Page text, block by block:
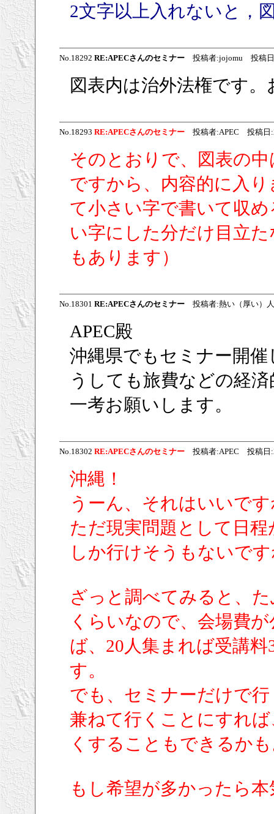
2文字以上入れないと，
No.18292 RE:APECさんのセミナー投稿者:jojomu 投稿日
図表内は治外法権です
No.18293 RE:APECさんのセミナー投稿者:APEC 投稿日
そのとおりで、図表の
ですから、内容的に入
て小さい字で書いて収
い字にした分だけ目立
もあります）
No.18301 RE:APECさんのセミナー投稿者:熱い（厚い）
APEC殿
沖縄県でもセミナー開
うしても旅費などの経
一考お願いします。
No.18302 RE:APECさんのセミナー投稿者:APEC 投稿日
沖縄！
うーん、それはいいで
ただ現実問題として日
しか行けそうもないで
ざっと調べてみると、
くらいなので、会場費
ば、20人集まれば受講
す。
でも、セミナーだけで
兼ねて行くことにすれ
くすることもできるか
もし希望が多かったら